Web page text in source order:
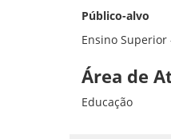
Público-alvo
Ensino
Área de
Educação